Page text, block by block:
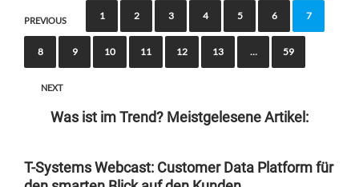
P
o
s
a
PREVIOUS 1 2 3 4 5 6 7
8 9 10 11 12 13 … 59
NEXT
Was ist im Trend? Meistgelesene Artikel:
T-Systems Webcast: Customer Data Platform für